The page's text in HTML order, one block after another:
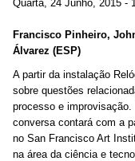
Quarta, 24 Junho, 2015 -
Francisco Pinheiro,
Álvarez (ESP)
A partir da instalação
sobre questões
processo e
conversa contará com a
no San Francisco Art
na área da ciência e